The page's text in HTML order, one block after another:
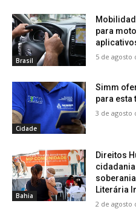
Brasil
para
5 de agosto
Cidade
Simm
para esta
3 de agosto
Bahia
Direitos
Literária
2 de agosto